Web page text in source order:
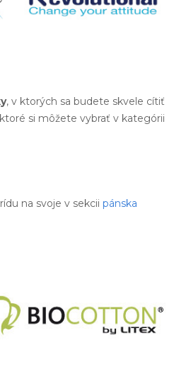
, v ktorých sa budete skvele cítiť
si môžete vybrať v kategórii
na svoje v sekcii pánska